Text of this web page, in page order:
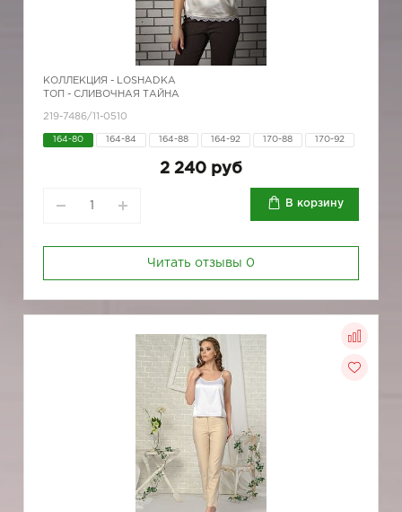
КОЛЛЕКЦИЯ - LOSHADKA
ТОП - СЛИВОЧНАЯ ТАЙНА
219-7486/11-0510
164-80 164-84 164-88 164-92 170-88 170-92
2 240 руб
В корзину
Читать отзывы 0